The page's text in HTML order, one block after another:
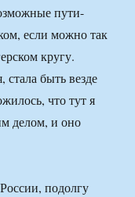
пути-
если можно так
кругу.
стала быть везде
что тут я
делом, и оно
подолгу